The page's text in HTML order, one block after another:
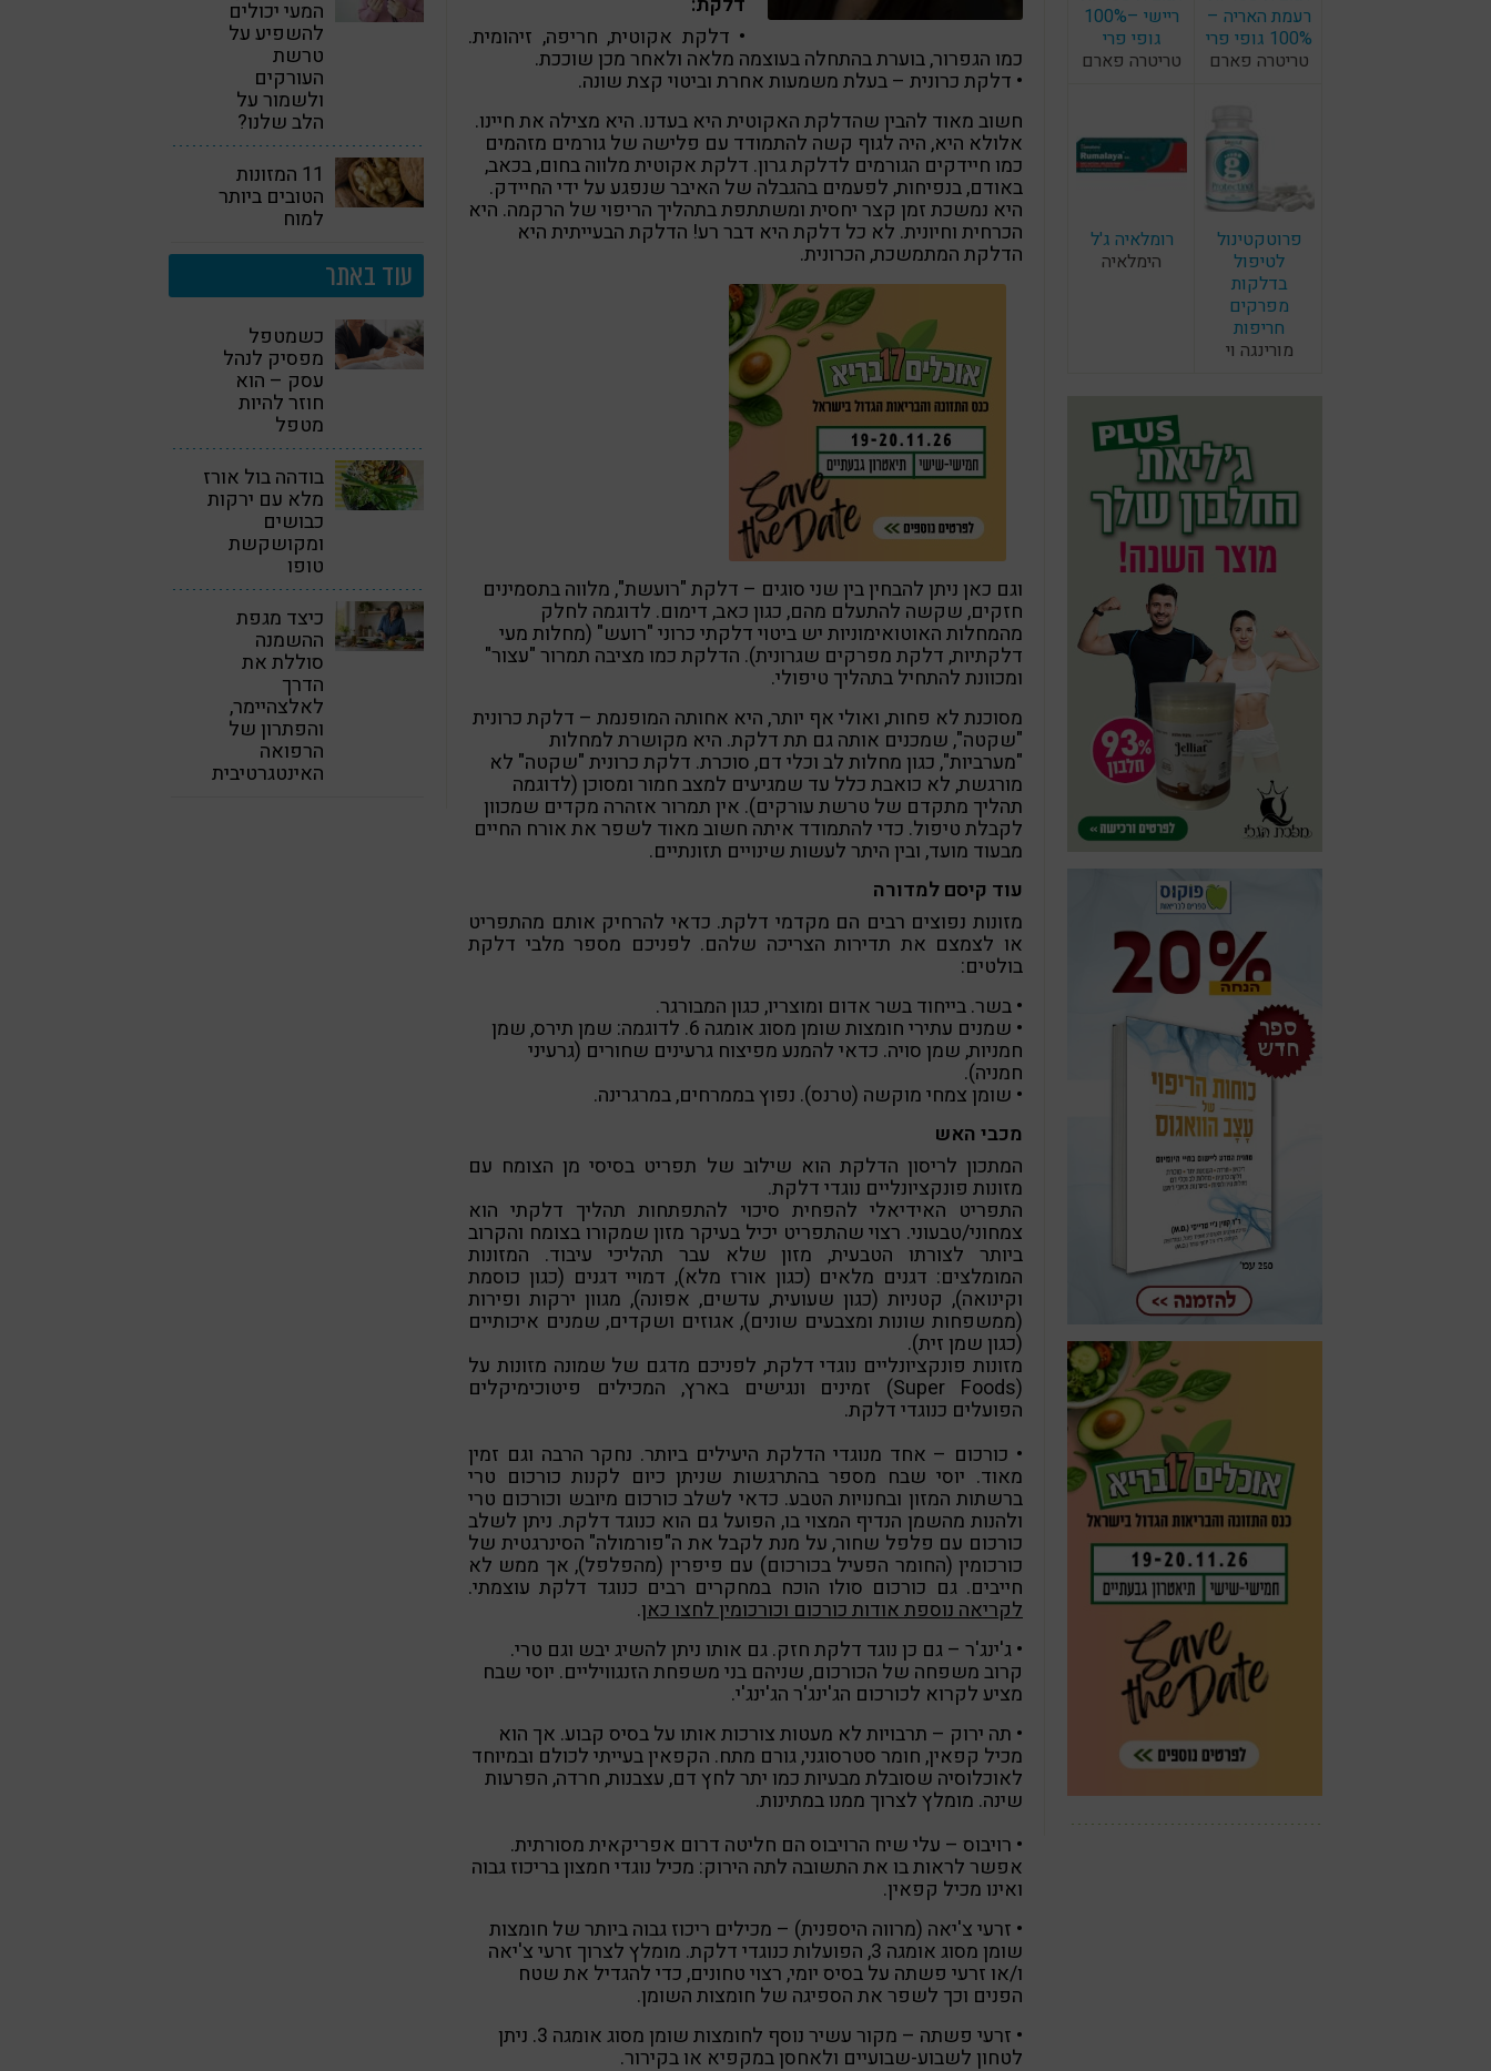
רעמת האריה –
100% גופי פרי
טריטרה פארם
ריישי –100%
גופי פרי
טריטרה פארם
פרוטקטינול
לטיפול
בדלקות
מפרקים
חריפות
מורינגה וי
רומלאיה ג'ל
הימלאיה
• דלקת אקוטית, חריפה, זיהומית.
כמו הגפרור, בוערת בהתחלה בעוצמה מלאה ולאחר מכן שוככת.
• דלקת כרונית – בעלת משמעות אחרת וביטוי קצת שונה.
חשוב מאוד להבין שהדלקת האקוטית היא בעדנו. היא מצילה את חיינו.
אלולא היא, היה לגוף קשה להתמודד עם פלישה של גורמים מזהמים
כמו חיידקים הגורמים לדלקת גרון. דלקת אקוטית מלווה בחום, בכאב,
באודם, בנפיחות, לפעמים בהגבלה של האיבר שנפגע על ידי החיידק.
היא נמשכת זמן קצר יחסית ומשתתפת בתהליך הריפוי של הרקמה. היא
הכרחית וחיונית. לא כל דלקת היא דבר רע! הדלקת הבעייתית היא
הדלקת המתמשכת, הכרונית.
וגם כאן ניתן להבחין בין שני סוגים – דלקת "רועשת", מלווה בתסמינים
חזקים, שקשה להתעלם מהם, כגון כאב, דימום. לדוגמה לחלק
מהמחלות האוטואימוניות יש ביטוי דלקתי כרוני "רועש" (מחלות מעי
דלקתיות, דלקת מפרקים שגרונית). הדלקת כמו מציבה תמרור "עצור"
ומכוונת להתחיל בתהליך טיפולי.
מסוכנת לא פחות, ואולי אף יותר, היא אחותה המופנמת – דלקת כרונית
"שקטה", שמכנים אותה גם תת דלקת. היא מקושרת למחלות
"מערביות", כגון מחלות לב וכלי דם, סוכרת. דלקת כרונית "שקטה" לא
מורגשת, לא כואבת כלל עד שמגיעים למצב חמור ומסוכן (לדוגמה
תהליך מתקדם של טרשת עורקים). אין תמרור אזהרה מקדים שמכוון
לקבלת טיפול. כדי להתמודד איתה חשוב מאוד לשפר את אורח החיים
מבעוד מועד, ובין היתר לעשות שינויים תזונתיים.
עוד קיסם למדורה
מזונות נפוצים רבים הם מקדמי דלקת. כדאי להרחיק אותם מהתפריט
או לצמצם את תדירות הצריכה שלהם. לפניכם מספר מלבי דלקת
בולטים:
• בשר. בייחוד בשר אדום ומוצריו, כגון המבורגר.
• שמנים עתירי חומצות שומן מסוג אומגה 6. לדוגמה: שמן תירס, שמן
חמניות, שמן סויה. כדאי להמנע מפיצוח גרעינים שחורים (גרעיני
חמניה).
• שומן צמחי מוקשה (טרנס). נפוץ בממרחים, במרגרינה.
מכבי האש
המתכון לריסון הדלקת הוא שילוב של תפריט בסיסי מן הצומח עם
מזונות פונקציונליים נוגדי דלקת.
התפריט האידיאלי להפחית סיכוי להתפתחות תהליך דלקתי הוא
צמחוני/טבעוני. רצוי שהתפריט יכיל בעיקר מזון שמקורו בצומח והקרוב
ביותר לצורתו הטבעית, מזון שלא עבר תהליכי עיבוד. המזונות
המומלצים: דגנים מלאים (כגון אורז מלא), דמויי דגנים (כגון כוסמת
וקינואה), קטניות (כגון שעועית, עדשים, אפונה), מגוון ירקות ופירות
(ממשפחות שונות ומצבעים שונים), אגוזים ושקדים, שמנים איכותיים
(כגון שמן זית).
מזונות פונקציונליים נוגדי דלקת, לפניכם מדגם של שמונה מזונות על
(Super Foods) זמינים ונגישים בארץ, המכילים פיטוכימיקלים
הפועלים כנוגדי דלקת.
• כורכום – אחד מנוגדי הדלקת היעילים ביותר. נחקר הרבה וגם זמין
מאוד. יוסי שבח מספר בהתרגשות שניתן כיום לקנות כורכום טרי
ברשתות המזון ובחנויות הטבע. כדאי לשלב כורכום מיובש וכורכום טרי
ולהנות מהשמן הנדיף המצוי בו, הפועל גם הוא כנוגד דלקת. ניתן לשלב
כורכום עם פלפל שחור, על מנת לקבל את ה"פורמולה" הסינרגטית של
כורכומין (החומר הפעיל בכורכום) עם פיפרין (מהפלפל), אך ממש לא
חייבים. גם כורכום סולו הוכח במחקרים רבים כנוגד דלקת עוצמתי.
לקריאה נוספת אודות כורכום וכורכומין לחצו כאן.
• ג'ינג'ר – גם כן נוגד דלקת חזק. גם אותו ניתן להשיג יבש וגם טרי.
קרוב משפחה של הכורכום, שניהם בני משפחת הזנגוויליים. יוסי שבח
מציע לקרוא לכורכום הג'ינג'ר הג'ינג'י.
• תה ירוק – תרבויות לא מעטות צורכות אותו על בסיס קבוע. אך הוא
מכיל קפאין, חומר סטרסוגני, גורם מתח. הקפאין בעייתי לכולם ובמיוחד
לאוכלוסיה שסובלת מבעיות כמו יתר לחץ דם, עצבנות, חרדה, הפרעות
שינה. מומלץ לצרוך ממנו במתינות.
• רויבוס – עלי שיח הרויבוס הם חליטה דרום אפריקאית מסורתית.
אפשר לראות בו את התשובה לתה הירוק: מכיל נוגדי חמצון בריכוז גבוה
ואינו מכיל קפאין.
• זרעי צ'יאה (מרווה היספנית) – מכילים ריכוז גבוה ביותר של חומצות
שומן מסוג אומגה 3, הפועלות כנוגדי דלקת. מומלץ לצרוך זרעי צ'יאה
ו/או זרעי פשתה על בסיס יומי, רצוי טחונים, כדי להגדיל את שטח
הפנים וכך לשפר את הספיגה של חומצות השומן.
• זרעי פשתה – מקור עשיר נוסף לחומצות שומן מסוג אומגה 3. ניתן
לטחון לשבוע-שבועיים ולאחסן במקפיא או בקירור.
המעי יכולים
להשפיע על
טרשת
העורקים
ולשמור על
הלב שלנו?
11 המזונות
הטובים ביותר
למוח
עוד באתר
כשמטפל
מפסיק לנהל
עסק – הוא
חוזר להיות
מטפל
בודהה בול אורז
מלא עם ירקות
כבושים
ומקושקשת
טופו
כיצד מגפת
ההשמנה
סוללת את
הדרך
לאלצהיימר,
והפתרון של
הרפואה
האינטגרטיבית